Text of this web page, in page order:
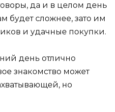
да и в целом день
будет сложнее, зато им
и удачные покупки.
день отлично
знакомство может
но